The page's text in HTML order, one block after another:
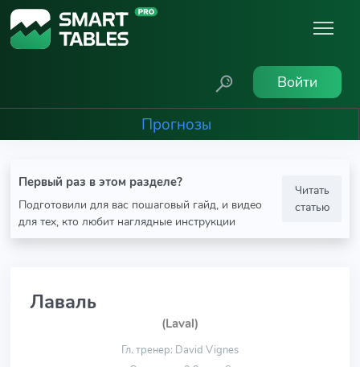
Войти
Прогнозы
Первый раз в этом разделе?
Подготовили для вас пошаговый гайд, и видео
для тех, кто любит наглядные инструкции
Читать
статью
Лаваль
(Laval)
Гл. тренер: David Vignes